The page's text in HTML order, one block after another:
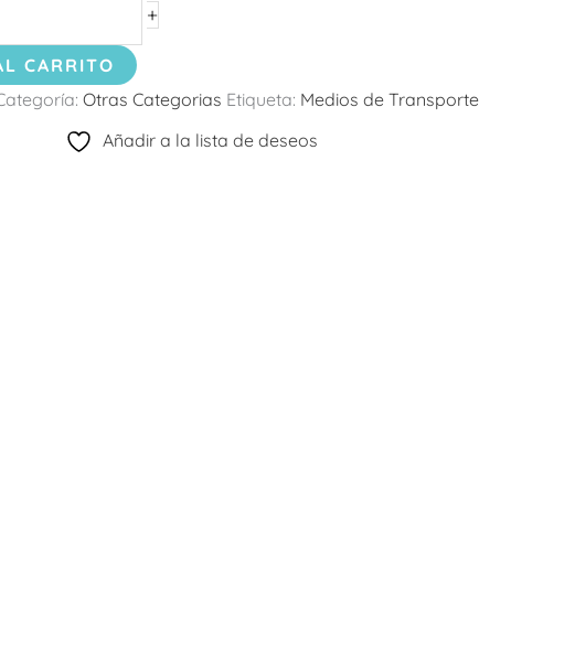
+
CARRITO
Otras Categorias Etiqueta: Medios de Transporte
Añadir a la lista de deseos